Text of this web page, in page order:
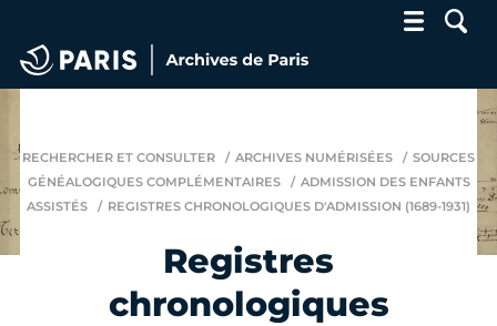
RECHERCHER ET CONSULTER ARCHIVES NUMÉRISÉES
SOURCES
GÉNÉALOGIQUES COMPLÉMENTAIRES
ADMISSION DES ENFANTS
ASSISTÉS
REGISTRES CHRONOLOGIQUES D'ADMISSION (1689-1931)
Registres
chronologiques